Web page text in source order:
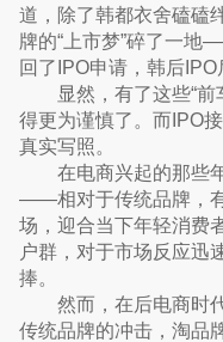
道，除了韩都衣舍磕磕
牌的“上市梦”碎了一
回了IPO申请，韩后IPO
显然，有了这些“
得更为谨慎了。而IPO
真实写照。
在电商兴起的那些
——相对于传统品牌，
场，迎合当下年轻消费
户群，对于市场反应迅
捧。
然而，在后电商时
传统品牌的冲击，淘品